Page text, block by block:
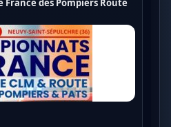
France des Pompiers Route